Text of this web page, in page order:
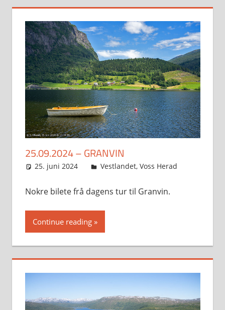
25.09.2024 – GRANVIN
25. juni 2024 Svein
Vestlandet, Voss Herad
Nokre bilete frå dagens tur til Granvin.
Continue reading